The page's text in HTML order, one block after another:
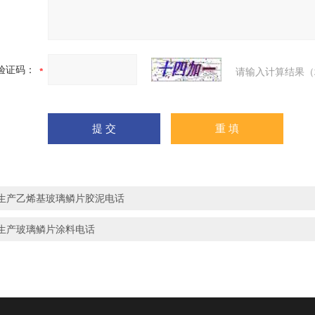
证码： 请输入计算结果
产乙烯基玻璃鳞片胶泥电话
产玻璃鳞片涂料电话